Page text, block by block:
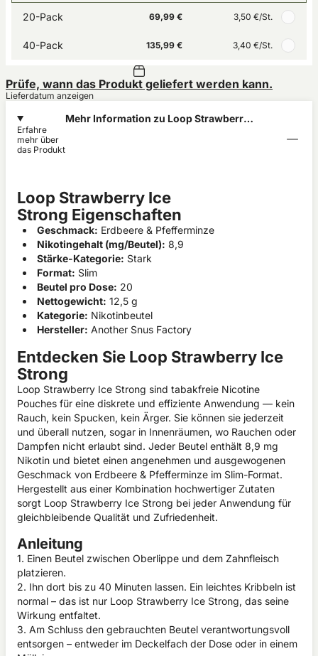
20-Pack 69,99 € 3,50 €/St.
40-Pack 135,99 € 3,40 €/St.
Prüfe, wann das Produkt geliefert werden kann.
Lieferdatum anzeigen
Mehr Information zu Loop Strawberry
Erfahre
mehr über
das Produkt
Loop Strawberry Ice
Strong Eigenschaften
Geschmack: Erdbeere & Pfefferminze
Nikotingehalt (mg/Beutel): 8,9
Stärke-Kategorie: Stark
Format: Slim
Beutel pro Dose: 20
Nettogewicht: 12,5 g
Kategorie: Nikotinbeutel
Hersteller: Another Snus Factory
Entdecken Sie Loop Strawberry Ice
Strong
Loop Strawberry Ice Strong sind tabakfreie Nicotine
Pouches für eine diskrete und effiziente Anwendung — kein
Rauch, kein Spucken, kein Ärger. Sie können sie jederzeit
und überall nutzen, sogar in Innenräumen, wo Rauchen oder
Dampfen nicht erlaubt sind. Jeder Beutel enthält 8,9 mg
Nikotin und bietet einen angenehmen und ausgewogenen
Geschmack von Erdbeere & Pfefferminze im Slim-Format.
Hergestellt aus einer Kombination hochwertiger Zutaten
sorgt Loop Strawberry Ice Strong bei jeder Anwendung für
gleichbleibende Qualität und Zufriedenheit.
Anleitung
1. Einen Beutel zwischen Oberlippe und dem Zahnfleisch
platzieren.
2. Ihn dort bis zu 40 Minuten lassen. Ein leichtes Kribbeln ist
normal – das ist nur Loop Strawberry Ice Strong, das seine
Wirkung entfaltet.
3. Am Schluss den gebrauchten Beutel verantwortungsvoll
entsorgen – entweder im Deckelfach der Dose oder in einem